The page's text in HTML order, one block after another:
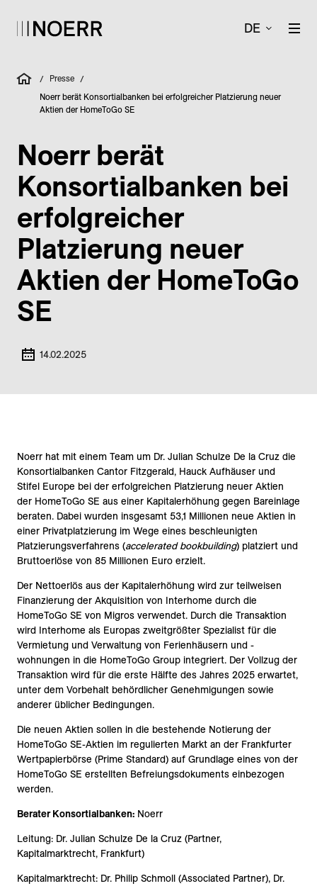
DE
/ Presse /
Noerr berät Konsortialbanken bei erfolgreicher Platzierung neuer
Aktien der HomeToGo SE
Noerr berät
Konsortialbanken bei
erfolgreicher
Platzierung neuer
Aktien der HomeToGo
SE
14.02.2025
Noerr hat mit einem Team um Dr. Julian Schulze De la Cruz die
Konsortialbanken Cantor Fitzgerald, Hauck Aufhäuser und
Stifel Europe bei der erfolgreichen Platzierung neuer Aktien
der HomeToGo SE aus einer Kapitalerhöhung gegen Bareinlage
beraten. Dabei wurden insgesamt 53,1 Millionen neue Aktien in
einer Privatplatzierung im Wege eines beschleunigten
Platzierungsverfahrens (accelerated bookbuilding) platziert und
Bruttoerlöse von 85 Millionen Euro erzielt.
Der Nettoerlös aus der Kapitalerhöhung wird zur teilweisen
Finanzierung der Akquisition von Interhome durch die
HomeToGo SE von Migros verwendet. Durch die Transaktion
wird Interhome als Europas zweitgrößter Spezialist für die
Vermietung und Verwaltung von Ferienhäusern und -
wohnungen in die HomeToGo Group integriert. Der Vollzug der
Transaktion wird für die erste Hälfte des Jahres 2025 erwartet,
unter dem Vorbehalt behördlicher Genehmigungen sowie
anderer üblicher Bedingungen.
Die neuen Aktien sollen in die bestehende Notierung der
HomeToGo SE-Aktien im regulierten Markt an der Frankfurter
Wertpapierbörse (Prime Standard) auf Grundlage eines von der
HomeToGo SE erstellten Befreiungsdokuments einbezogen
werden.
Berater Konsortialbanken: Noerr
Leitung: Dr. Julian Schulze De la Cruz (Partner,
Kapitalmarktrecht, Frankfurt)
Kapitalmarktrecht: Dr. Philip Schmoll (Associated Partner), Dr.